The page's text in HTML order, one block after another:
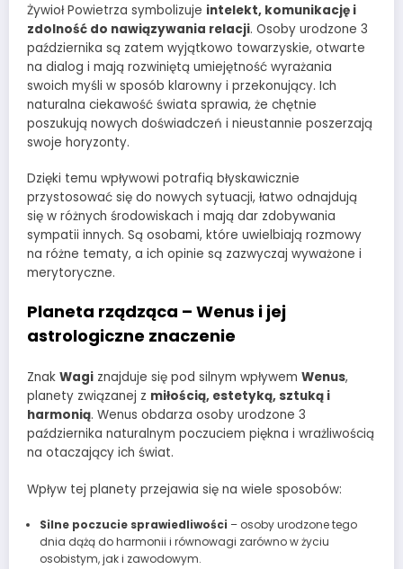
Żywioł Powietrza symbolizuje intelekt, komunikację i
zdolność do nawiązywania relacji. Osoby urodzone 3
października są zatem wyjątkowo towarzyskie, otwarte
na dialog i mają rozwiniętą umiejętność wyrażania
swoich myśli w sposób klarowny i przekonujący. Ich
naturalna ciekawość świata sprawia, że chętnie
poszukują nowych doświadczeń i nieustannie poszerzają
swoje horyzonty.
Dzięki temu wpływowi potrafią błyskawicznie
przystosować się do nowych sytuacji, łatwo odnajdują
się w różnych środowiskach i mają dar zdobywania
sympatii innych. Są osobami, które uwielbiają rozmowy
na różne tematy, a ich opinie są zazwyczaj wyważone i
merytoryczne.
Planeta rządząca – Wenus i jej
astrologiczne znaczenie
Znak Wagi znajduje się pod silnym wpływem Wenus,
planety związanej z miłością, estetyką, sztuką i
harmonią. Wenus obdarza osoby urodzone 3
października naturalnym poczuciem piękna i wrażliwością
na otaczający ich świat.
Wpływ tej planety przejawia się na wiele sposobów:
Silne poczucie sprawiedliwości – osoby urodzone tego
dnia dążą do harmonii i równowagi zarówno w życiu
osobistym, jak i zawodowym.